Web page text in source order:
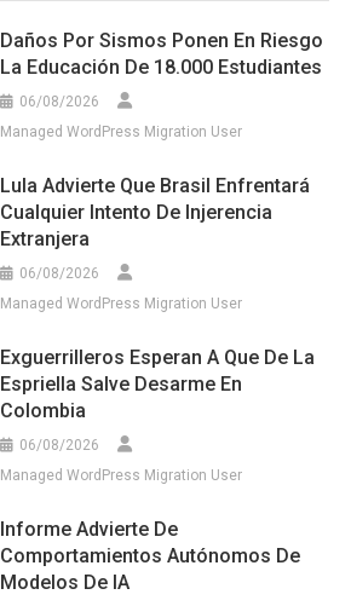
Daños Por Sismos Ponen En Riesgo
La Educación De 18.000 Estudiantes
06/08/2026
Managed WordPress Migration User
Lula Advierte Que Brasil Enfrentará
Cualquier Intento De Injerencia
Extranjera
06/08/2026
Managed WordPress Migration User
Exguerrilleros Esperan A Que De La
Espriella Salve Desarme En
Colombia
06/08/2026
Managed WordPress Migration User
Informe Advierte De
Comportamientos Autónomos De
Modelos De IA